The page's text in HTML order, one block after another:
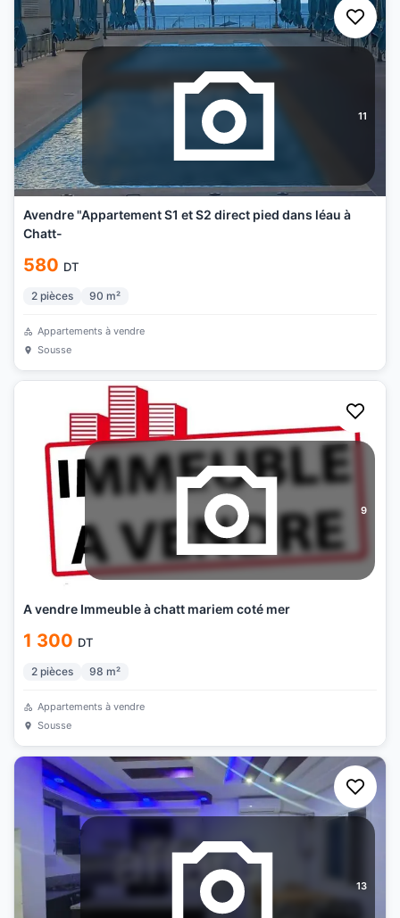
11
Avendre "Appartement S1 et S2 direct pied dans léau à
Chatt-
580 DT
2 pièces 90 m²
Appartements à vendre
Sousse
9
A vendre Immeuble à chatt mariem coté mer
1 300 DT
2 pièces 98 m²
Appartements à vendre
Sousse
13